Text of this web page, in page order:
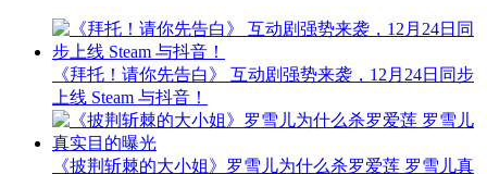
《拜托！请你先告白》 互动剧强势来袭，12月24日同步
上线 Steam 与抖音！
《披荆斩棘的大小姐》罗雪儿为什么杀罗爱莲 罗雪儿真